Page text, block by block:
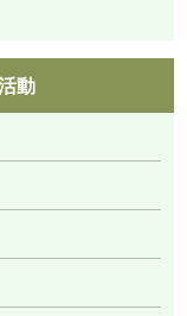
動